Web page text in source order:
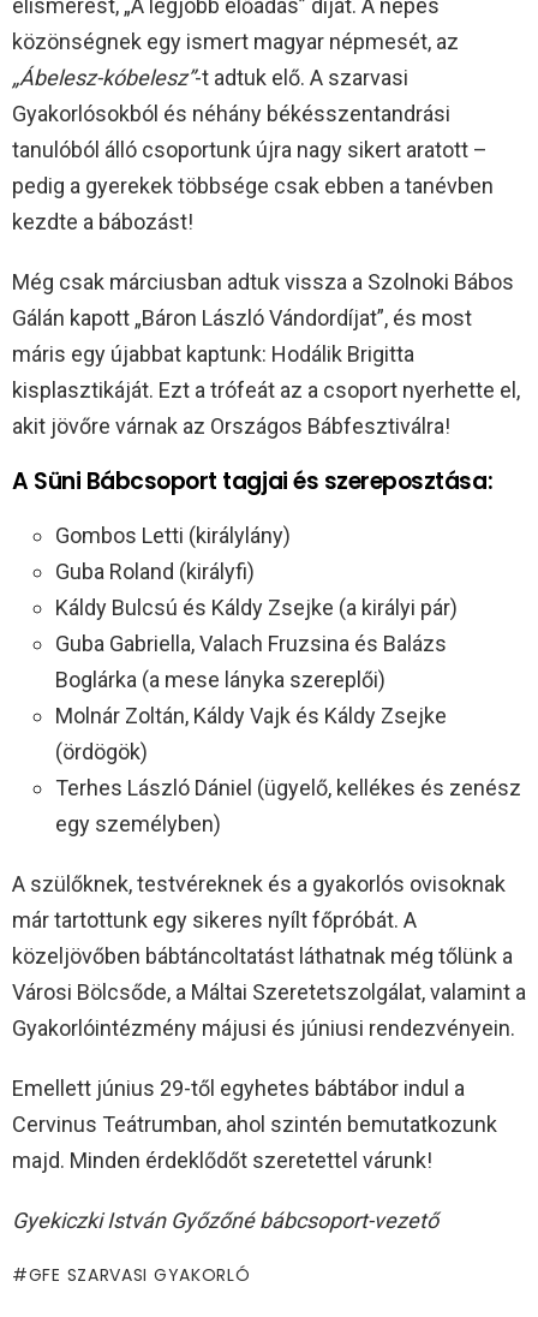
elismerést, „A legjobb előadás” díját. A népes
közönségnek egy ismert magyar népmesét, az
„Ábelesz-kóbelesz”-t adtuk elő. A szarvasi
Gyakorlósokból és néhány békésszentandrási
tanulóból álló csoportunk újra nagy sikert aratott –
pedig a gyerekek többsége csak ebben a tanévben
kezdte a bábozást!
Még csak márciusban adtuk vissza a Szolnoki Bábos
Gálán kapott „Báron László Vándordíjat”, és most
máris egy újabbat kaptunk: Hodálik Brigitta
kisplasztikáját. Ezt a trófeát az a csoport nyerhette el,
akit jövőre várnak az Országos Bábfesztiválra!
A Süni Bábcsoport tagjai és szereposztása:
Gombos Letti (királylány)
Guba Roland (királyfi)
Káldy Bulcsú és Káldy Zsejke (a királyi pár)
Guba Gabriella, Valach Fruzsina és Balázs
Boglárka (a mese lányka szereplői)
Molnár Zoltán, Káldy Vajk és Káldy Zsejke
(ördögök)
Terhes László Dániel (ügyelő, kellékes és zenész
egy személyben)
A szülőknek, testvéreknek és a gyakorlós ovisoknak
már tartottunk egy sikeres nyílt főpróbát. A
közeljövőben bábtáncoltatást láthatnak még tőlünk a
Városi Bölcsőde, a Máltai Szeretetszolgálat, valamint a
Gyakorlóintézmény májusi és júniusi rendezvényein.
Emellett június 29-től egyhetes bábtábor indul a
Cervinus Teátrumban, ahol szintén bemutatkozunk
majd. Minden érdeklődőt szeretettel várunk!
Gyekiczki István Győzőnébábcsoport-vezető
GFE SZARVASI GYAKORLÓ